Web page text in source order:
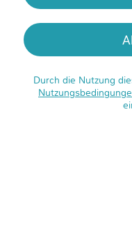
Durch die Nutzung